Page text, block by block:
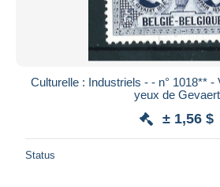
Culturelle : Industriels - - n° 1018** -
yeux de Gevaert
± 1,56 $
Status